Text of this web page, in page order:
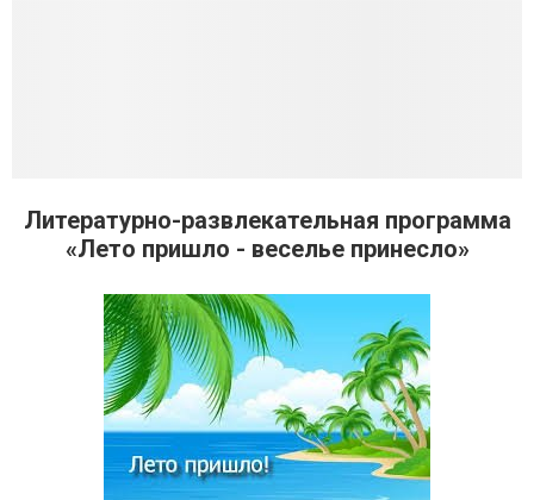
Литературно-развлекательная программа
«Лето пришло - веселье принесло»